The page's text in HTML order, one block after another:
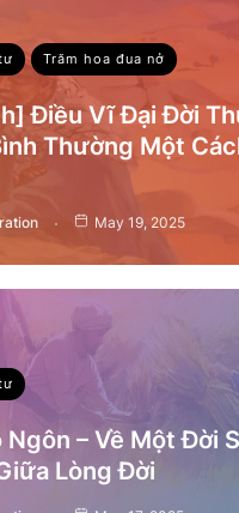
Trăm hoa đua nở
Điều Vĩ Đại Đời
Thường Một
May 19, 2025
Ngôn – Về Một Đời
Lòng Đời